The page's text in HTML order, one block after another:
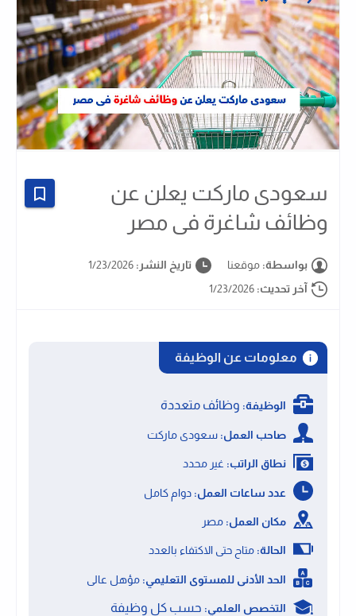
سعودى ماركت يعلن عن
وظائف شاغرة فى مصر
بواسطة: موقعنا تاريخ النشر: 1/23/2026
آخر تحديث: 1/23/2026
معلومات عن الوظيفة
الوظيفة: وظائف متعددة
صاحب العمل: سعودى ماركت
نطاق الراتب: غير محدد
عدد ساعات العمل: دوام كامل
مكان العمل: مصر
الحالة: متاح حتى الاكتفاء بالعدد
الحد الأدنى للمستوى التعليمي: مؤهل عالى
التخصص العلمي: حسب كل وظيفة